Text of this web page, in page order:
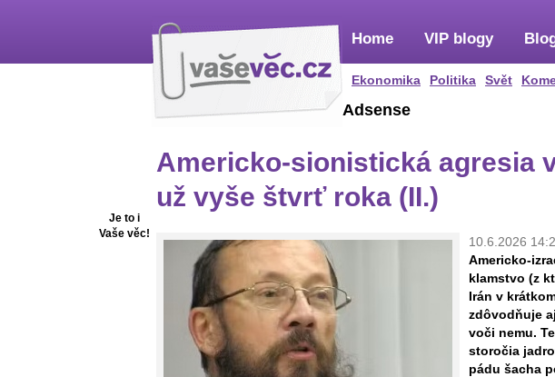
Home
Ekonomika Politika Svět
VIP blogy
Je to i
Vaše věc!
Adsense
Americko-sionistická agresia
už vyše štvrť roka (II.)
10.6.2026
Americko-
klamstvo (z
Irán v
zdôvodňuje
voči nemu.
storočia
pádu šacha